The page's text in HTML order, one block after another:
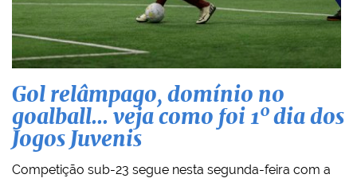
Gol relâmpago, domínio no
goalball... veja como foi 1º dia dos
Jogos Juvenis
Competição sub-23 segue nesta segunda-feira com a